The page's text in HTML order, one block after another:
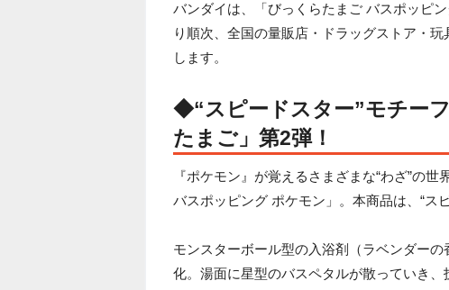
バンダイは、「びっくらたまご バスポッピ
り順次、全国の量販店・ドラッグストア・
します。
◆“スピードスター”モチー
たまご」第2弾！
『ポケモン』が覚えるさまざまな“わざ”の
バスポッピング ポケモン」。本商品は、“ス
モンスターボール型の入浴剤（ラベンダー
化。湯面に星型のバスペタルが散っていき、